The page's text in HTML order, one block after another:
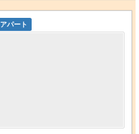
アパート